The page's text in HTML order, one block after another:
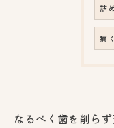
詰
痛
なるべく歯を削ら